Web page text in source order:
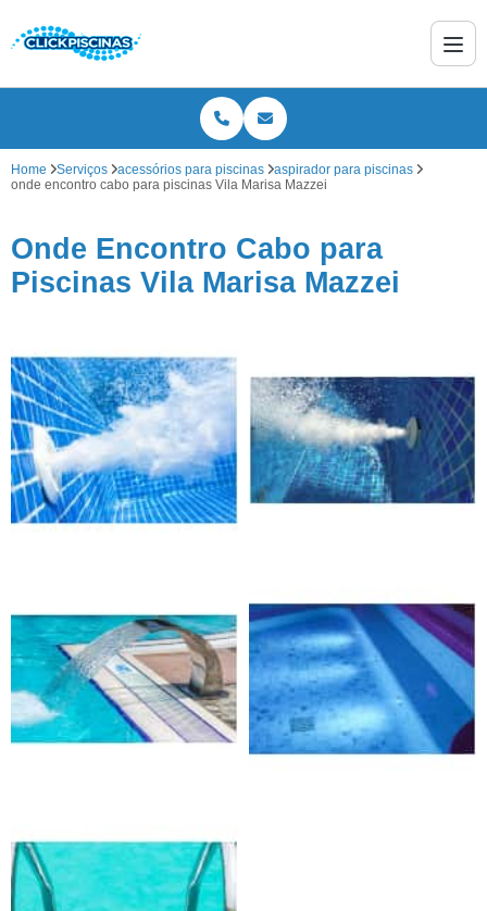
Home Serviços acessórios para piscinas
aspirador para piscinas
onde encontro cabo para piscinas Vila Marisa Mazzei
Onde Encontro Cabo para
Piscinas Vila Marisa Mazzei